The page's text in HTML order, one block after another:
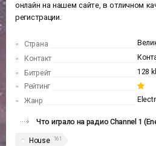
онлайн на нашем сайте, в отличном
регистрации.
Страна
Контакт
Битрейт
128
Рейтинг
Жанр
Что играло на радио Channel 1
House 161